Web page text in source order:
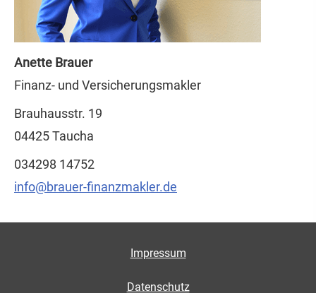
Anette Brauer
Finanz- und Ver­sicherungs­makler
Brauhausstr. 19
04425 Taucha
034298 14752
info@brauer-finanzmakler.de
Impressum
Datenschutz